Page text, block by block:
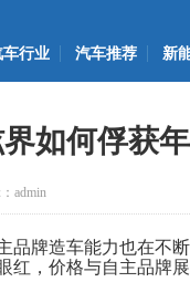
车行业 汽车推荐 新
如何俘获
admin
品牌造车能力也在不
红，价格与自主品牌